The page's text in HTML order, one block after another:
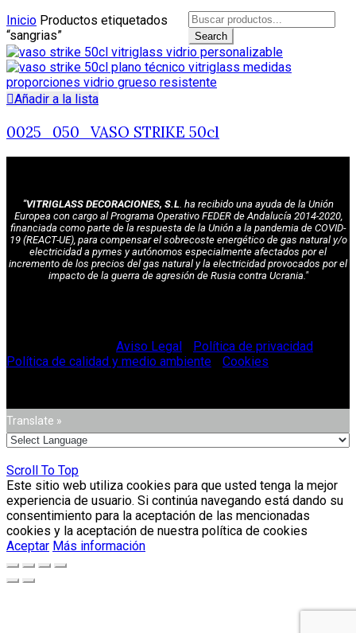
Inicio Productos etiquetados
“sangrias”
Search
for:
Search
Añadir a la lista
0025_050_VASO STRIKE 50cl
"VITRIGLASS DECORACIONES, S.L . ha recibido una ayuda de la Unión
Europea con cargo al Programa Operativo FEDER de Andalucía 2014-2020,
financiada como parte de la respuesta de la Unión a la pandemia de COVID-
19 (REACT-UE), para compensar el sobrecoste energético de gas natural y/o
electricidad a pymes y autónomos especialmente afectados por el
incremento de los precios del gas natural y la electricidad provocados por el
impacto de la guerra de agresión de Rusia contra Ucrania."
Aviso Legal Política de privacidad
Política de calidad y medio ambiente
Cookies
Translate »
Scroll To Top
Este sitio web utiliza cookies para que usted tenga la mejor
experiencia de usuario. Si continúa navegando está dando su
consentimiento para la aceptación de las mencionadas
cookies y la aceptación de nuestra política de cookies
Aceptar Más información